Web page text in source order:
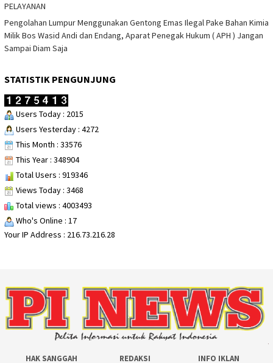
PELAYANAN
Pengolahan Lumpur Menggunakan Gentong Emas Ilegal Pake Bahan Kimia
Milik Bos Wasid Andi dan Endang, Aparat Penegak Hukum ( APH ) Jangan
Sampai Diam Saja
STATISTIK PENGUNJUNG
Users Today : 2015
Users Yesterday : 4272
This Month : 33576
This Year : 348904
Total Users : 919346
Views Today : 3468
Total views : 4003493
Who's Online : 17
Your IP Address : 216.73.216.28
HAK SANGGAH REDAKSI INFO IKLAN